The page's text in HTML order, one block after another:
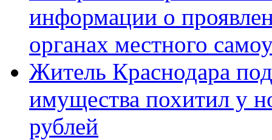
информации о
органах местного
Житель Краснодара
имущества похитил у
рублей